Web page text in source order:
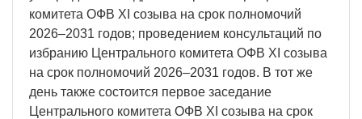
комитета ОФВ XI созыва на срок полномочий
2026–2031 годов; проведением консультаций по
избранию Центрального комитета ОФВ XI созыва
на срок полномочий 2026–2031 годов. В тот же
день также состоится первое заседание
Центрального комитета ОФВ XI созыва на срок